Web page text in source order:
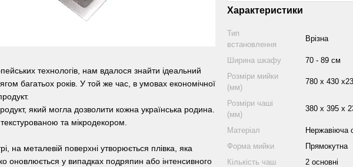
технологів, нам вдалося знайти ідеальний
багатьох років. У той же час, в умовах економічної
який могла дозволити кожна українська родина.
та мікродекором.
на металевій поверхні утворюється плівка, яка
оновлюється у випадках подряпин або інтенсивного
Характеристики
Тип
встановлення
Врізна
Ширина шкафу
70 - 89 см
Розміри мийки
(мм)
780 х 430
Розміри чаші
(мм)
380 x 395 x
Матеріал
Нержавіюча
Форма мийки
Прямокутна
Кількість чаш
2 основні